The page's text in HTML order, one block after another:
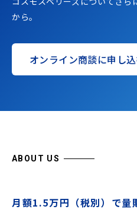
から。
オンライン商談に申し
ABOUT US
月額1.5万円（税別）で量